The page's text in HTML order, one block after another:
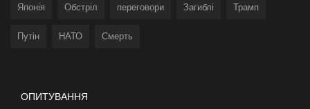
Японія Обстріл переговори Загиблі Трамп
Путін НАТО Смерть
ОПИТУВАННЯ